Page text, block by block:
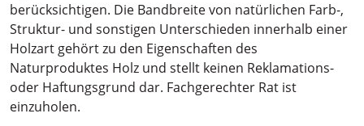
berücksichtigen. Die Bandbreite von natürlichen Farb-,
Struktur- und sonstigen Unterschieden innerhalb einer
Holzart gehört zu den Eigenschaften des
Naturproduktes Holz und stellt keinen Reklamations-
oder Haftungsgrund dar. Fachgerechter Rat ist
einzuholen.